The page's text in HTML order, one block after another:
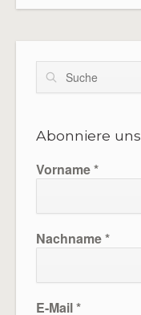
Suche
Abonniere
Vorname*
Nachname*
E-Mail*